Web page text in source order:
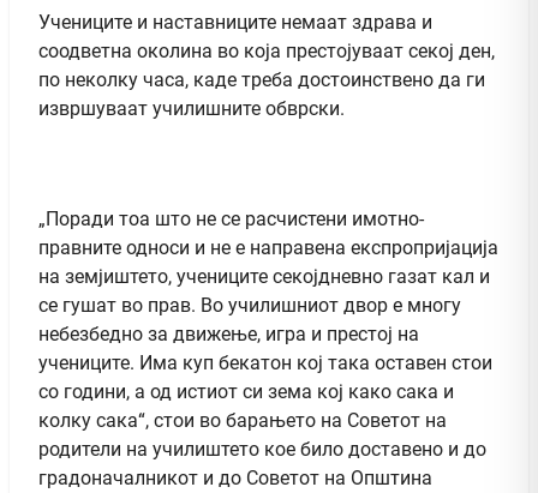
Учениците и наставниците немаат здрава и
соодветна околина во која престојуваат секој ден,
по неколку часа, каде треба достоинствено да ги
извршуваат училишните обврски.
„Поради тоа што не се расчистени имотно-
правните односи и не е направена експропријација
на земјиштето, учениците секојдневно газат кал и
се гушат во прав. Во училишниот двор е многу
небезбедно за движење, игра и престој на
учениците. Има куп бекатон кој така оставен стои
со години, а од истиот си зема кој како сака и
колку сака“, стои во барањето на Советот на
родители на училиштето кое било доставено и до
градоначалникот и до Советот на Општина